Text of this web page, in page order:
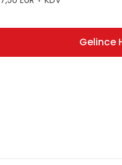
Gelince